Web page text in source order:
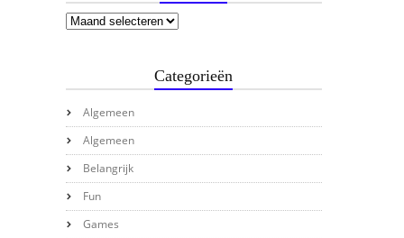
Categorieën
Algemeen
Algemeen
Belangrijk
Fun
Games